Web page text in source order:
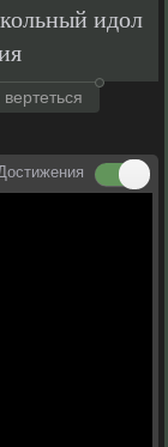
идол